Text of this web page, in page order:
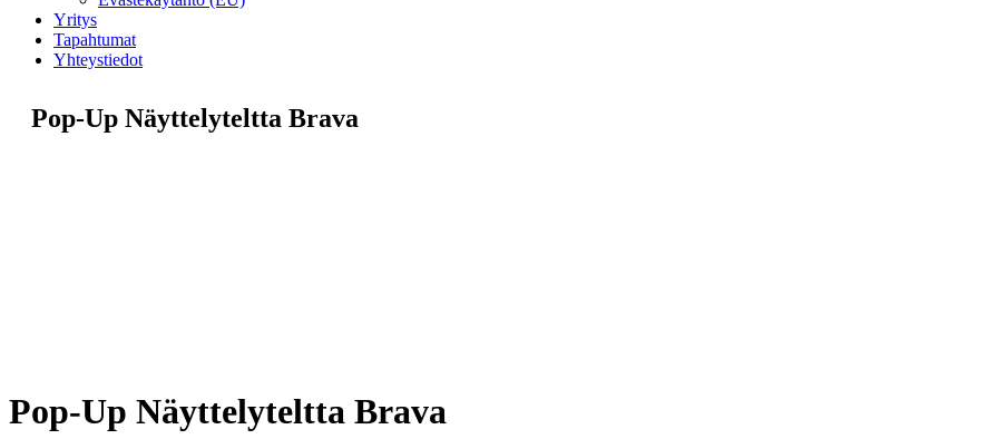
Yritys
Tapahtumat
Yhteystiedot
Pop-Up Näyttelyteltta Brava
Pop-Up Näyttelyteltta Brava